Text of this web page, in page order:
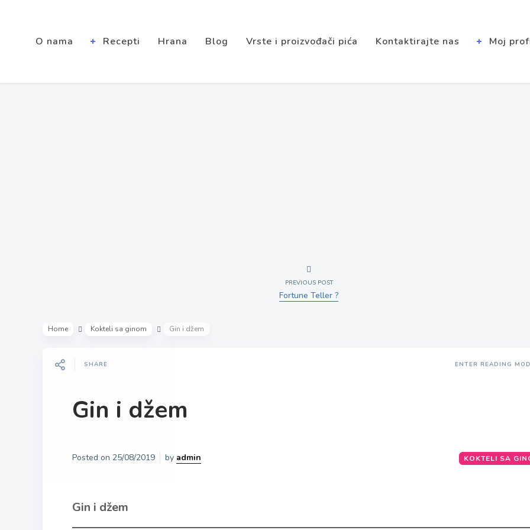
O nama Recepti Hrana Blog Vrste i proizvođači pića Kontaktirajte nas Moj
PREVIOUS POST
Fortune Teller ?
Home Kokteli sa ginom Gin i džem
SHARE ENTER READING
Gin i džem
Posted on 25/08/2019 by admin KOKTELI SA
Gin i džem